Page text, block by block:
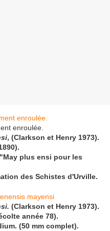
enroulée.
, (Clarkson et Henry 1973).
plus ensi pour les
des Schistes d'Urville.
(Clarkson et Henry 1973).
année 78).
(50 mm complet).